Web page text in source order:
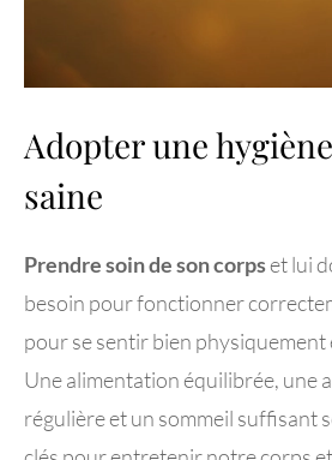
Adopter une
saine
Prendre soin de son corpset lui
besoin pour fonctionner
pour se sentir bien physiquement
Une alimentation équilibrée, une
régulière et un sommeil suffisant